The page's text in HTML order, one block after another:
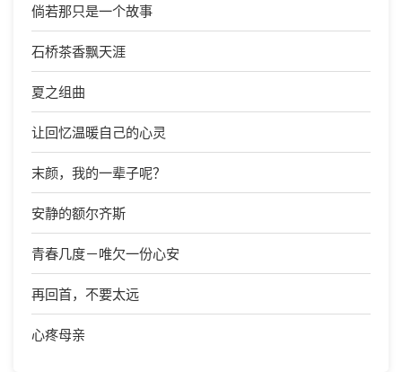
倘若那只是一个故事
石桥茶香飘天涯
夏之组曲
让回忆温暖自己的心灵
末颜，我的一辈子呢？
安静的额尔齐斯
青春几度－唯欠一份心安
再回首，不要太远
心疼母亲